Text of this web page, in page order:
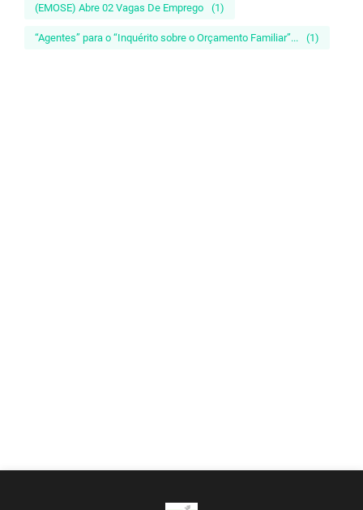
(EMOSE) Abre 02 Vagas De Emprego (1)
“Agentes” para o “Inquérito sobre o Orçamento Familiar”... (1)